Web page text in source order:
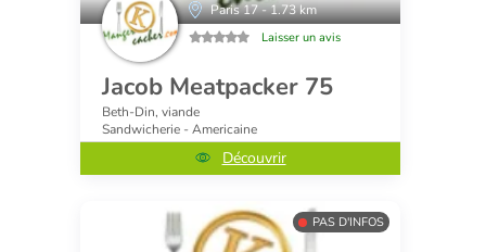
Paris 17 - 1.73 km
Laisser un avis
Jacob Meatpacker 75
Beth-Din, viande
Sandwicherie - Americaine
Découvrir
PAS D'INFOS